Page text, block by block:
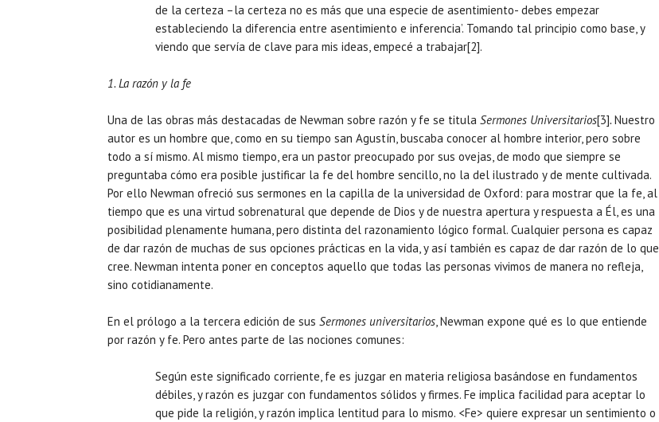
de la certeza –la certeza no es más que una especie de asentimiento- debes empezar
estableciendo la diferencia entre asentimiento e inferencia’. Tomando tal principio como base, y
viendo que servía de clave para mis ideas, empecé a trabajar[2].
1. La razón y la fe
Una de las obras más destacadas de Newman sobre razón y fe se titula Sermones Universitarios[3].Nuestro
autor es un hombre que, como en su tiempo san Agustín, buscaba conocer al hombre interior, pero sobre
todo a sí mismo. Al mismo tiempo, era un pastor preocupado por sus ovejas, de modo que siempre se
preguntaba cómo era posible justificar la fe del hombre sencillo, no la del ilustrado y de mente cultivada.
Por ello Newman ofreció sus sermones en la capilla de la universidad de Oxford: para mostrar que la fe, al
tiempo que es una virtud sobrenatural que depende de Dios y de nuestra apertura y respuesta a Él, es una
posibilidad plenamente humana, pero distinta del razonamiento lógico formal. Cualquier persona es capaz
de dar razón de muchas de sus opciones prácticas en la vida, y así también es capaz de dar razón de lo que
cree. Newman intenta poner en conceptos aquello que todas las personas vivimos de manera no refleja,
sino cotidianamente.
En el prólogo a la tercera edición de sus Sermones universitarios, Newman expone qué es lo que entiende
por razón y fe. Pero antes parte de las nociones comunes:
Según este significado corriente, fe es juzgar en materia religiosa basándose en fundamentos
débiles, y razón es juzgar con fundamentos sólidos y firmes. Fe implica facilidad para aceptar lo
que pide la religión, y razón implica lentitud para lo mismo. <Fe> quiere expresar un sentimiento o